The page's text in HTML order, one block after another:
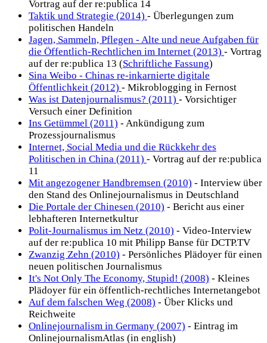
Vortrag auf der re:publica 14
Taktik und Strategie (2014) - Überlegungen zum
politischen Handeln
Jagen, Sammeln, Pflegen - Alte und neue Aufgaben für
die Öffentlich-Rechtlichen im Internet (2013) - Vortrag
auf der re:publica 13 (Schriftliche Fassung)
Sina Weibo - Chinas re-inkarnierte digitale
Öffentlichkeit (2012) - Mikroblogging in Fernost
Was ist Datenjournalismus? (2011) - Vorsichtiger
Versuch einer Definition
Ins Getümmel (2011) - Ankündigung zum
Prozessjournalismus
Internet, Social Media und die Rückkehr des
Politischen in China (2011) - Vortrag auf der re:publica
11
Mit angezogener Handbremsen (2010) - Interview über
den Stand des Onlinejournalismus in Deutschland
Die Portale der Chinesen (2010) - Bericht aus einer
lebhafteren Internetkultur
Polit-Journalismus im Netz (2010) - Video-Interview
auf der re:publica 10 mit Philipp Banse für DCTP.TV
Zwanzig Zehn (2010) - Persönliches Plädoyer für einen
neuen politischen Journalismus
It's Not Only The Economy, Stupid! (2008) - Kleines
Plädoyer für ein öffentlich-rechtliches Internetangebot
Auf dem falschen Weg (2008) - Über Klicks und
Reichweite
Onlinejournalism in Germany (2007) - Eintrag im
OnlinejournalismAtlas (in english)